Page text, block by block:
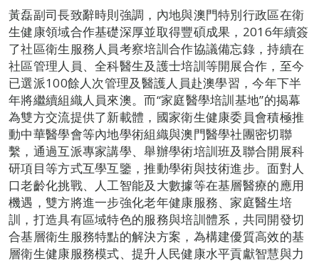
黃磊副司長致辭時則強調，內地與澳門特別行政區在衛
生健康領域合作基礎深厚並取得豐碩成果，2016年續簽
了社區衛生服務人員考察培訓合作協議備忘錄，持續在
社區管理人員、全科醫生及護士培訓等開展合作，至今
已選派100餘人次管理及醫護人員赴澳學習，今年下半
年將繼續組織人員來澳。而“家庭醫學培訓基地”的揭幕
為雙方交流提供了新載體，國家衛生健康委員會積極推
動中華醫學會等內地學術組織與澳門醫學社團密切聯
繫，通過互派專家講學、舉辦學術培訓班及聯合開展科
研項目等方式互學互鑒，推動學術與技術進步。面對人
口老齡化挑戰、人工智能及大數據等在基層醫療的應用
機遇，雙方將進一步強化老年健康服務、家庭醫生培
訓，打造具有區域特色的服務與培訓體系，共同開發切
合基層衛生服務特點的解決方案，為構建優質高效的基
層衛生健康服務模式、提升人民健康水平貢獻智慧與力